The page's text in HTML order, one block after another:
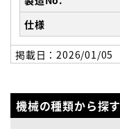
仕様
掲載日：2026/01/05
機械の種類から探す